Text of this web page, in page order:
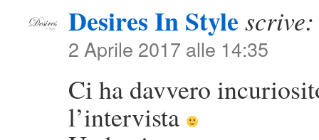
Desires In Style scrive:
2 Aprile 2017 alle 14:35
Ci ha davvero
l’intervista